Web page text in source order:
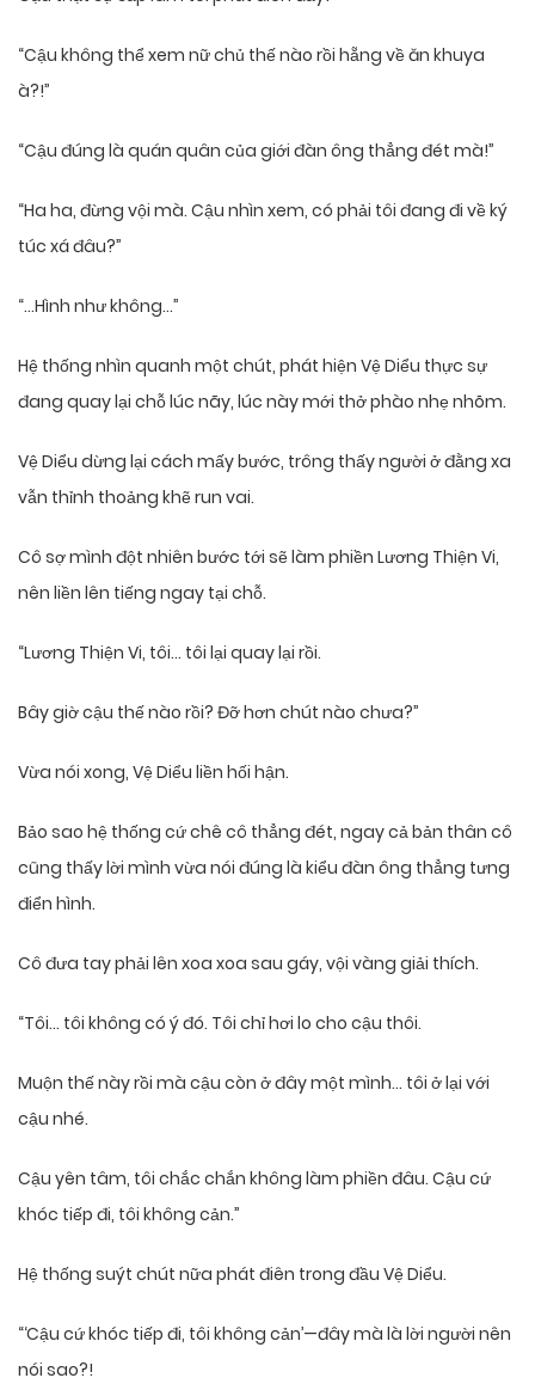
“Cậu không thể xem nữ chủ thế nào rồi hẵng về ăn khuya
à?!”
“Cậu đúng là quán quân của giới đàn ông thẳng đét mà!”
“Ha ha, đừng vội mà. Cậu nhìn xem, có phải tôi đang đi về ký
túc xá đâu?”
“…Hình như không…”
Hệ thống nhìn quanh một chút, phát hiện Vệ Diểu thực sự
đang quay lại chỗ lúc nãy, lúc này mới thở phào nhẹ nhõm.
Vệ Diểu dừng lại cách mấy bước, trông thấy người ở đằng xa
vẫn thỉnh thoảng khẽ run vai.
Cô sợ mình đột nhiên bước tới sẽ làm phiền Lương Thiện Vi,
nên liền lên tiếng ngay tại chỗ.
“Lương Thiện Vi, tôi… tôi lại quay lại rồi.
Bây giờ cậu thế nào rồi? Đỡ hơn chút nào chưa?”
Vừa nói xong, Vệ Diểu liền hối hận.
Bảo sao hệ thống cứ chê cô thẳng đét, ngay cả bản thân cô
cũng thấy lời mình vừa nói đúng là kiểu đàn ông thẳng tưng
điển hình.
Cô đưa tay phải lên xoa xoa sau gáy, vội vàng giải thích.
“Tôi… tôi không có ý đó. Tôi chỉ hơi lo cho cậu thôi.
Muộn thế này rồi mà cậu còn ở đây một mình… tôi ở lại với
cậu nhé.
Cậu yên tâm, tôi chắc chắn không làm phiền đâu. Cậu cứ
khóc tiếp đi, tôi không cản.”
Hệ thống suýt chút nữa phát điên trong đầu Vệ Diểu.
“‘Cậu cứ khóc tiếp đi, tôi không cản’—đây mà là lời người nên
nói sao?!